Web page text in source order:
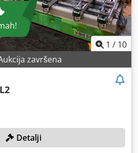
1 / 10
završena
Detalji